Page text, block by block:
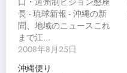
長 - 琉球新報 - 沖縄の新
聞、地域のニュースこれ
まで江…
2008年8月25日
沖縄便り